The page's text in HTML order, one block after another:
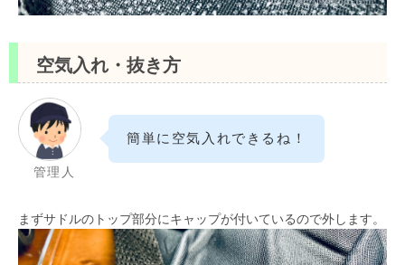
空気入れ・抜き方
管理人
簡単に空気入れできるね！
まずサドルのトップ部分にキャップが付いているので外します。